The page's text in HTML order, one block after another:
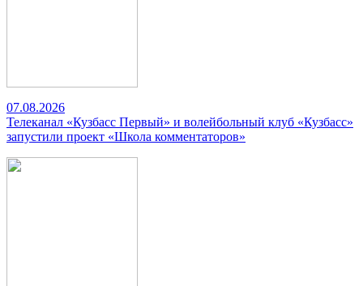
07.08.2026
Телеканал «Кузбасс Первый» и волейбольный клуб «Кузбасс»
запустили проект «Школа комментаторов»